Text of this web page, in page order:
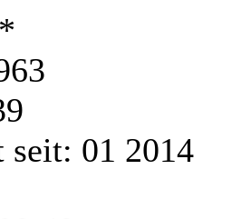
seit: 01 2014